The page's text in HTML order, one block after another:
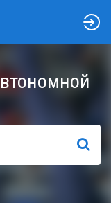
НАЙТИ